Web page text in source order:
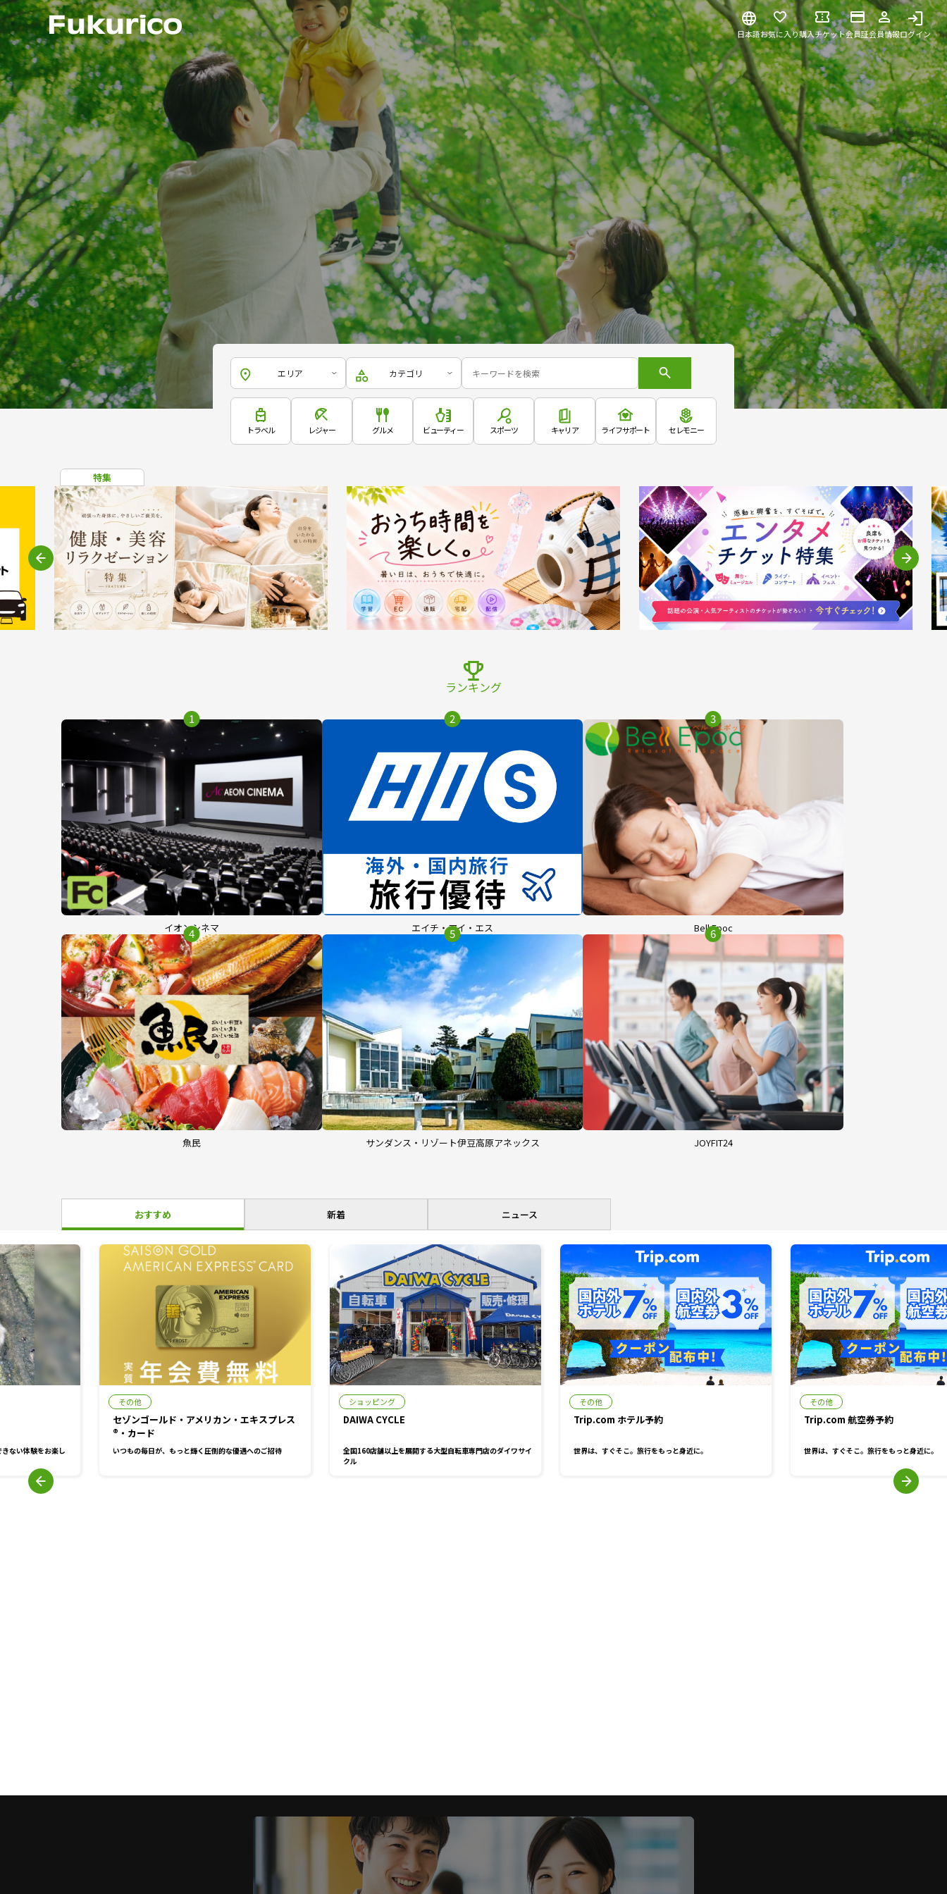
日本語お気に入り購入チケット会員証会員情報ログイン
エリア カテゴリ
トラベル レジャー グルメ ビューティー スポーツ キャリア ライフサポート セレモニー
特集
ランキング
1
イオンシネマ
2
エイチ・アイ・エス
3
Bell Epoc
4
魚民
5
サンダンス・リゾート伊豆高原アネックス
6
JOYFIT24
おすすめ 新着 ニュース
ない体験をお楽し
その他
セゾンゴールド・アメリカン・エキスプレス
®・カード
いつもの毎日が、もっと輝く圧倒的な優遇へのご招待
ショッピング
DAIWA CYCLE
全国160店舗以上を展開する大型自転車専門店のダイワサイ
クル
その他
Trip.com ホテル予約
世界は、すぐそこ。旅行をもっと身近に。
その他
Trip.com 航空券予約
世界は、すぐそこ。旅行をもっと身近に。